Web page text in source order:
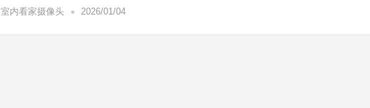
室内看家摄像头 • 2026/01/04